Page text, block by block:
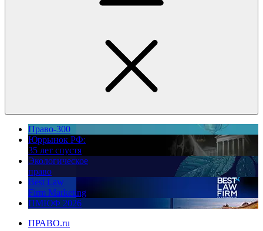
Право-300
Юррынок РФ:
35 лет спустя
Экологическое
право
Best Law
Firm Marketing
ПМЮФ 2026
ПРАВО.ru